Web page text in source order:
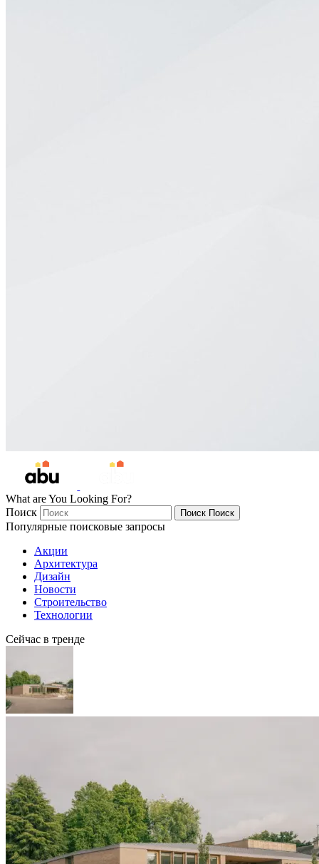
What are You Looking For?
Поиск
Поиск Поиск
Популярные поисковые запросы
Акции
Архитектура
Дизайн
Новости
Строительство
Технологии
Сейчас в тренде